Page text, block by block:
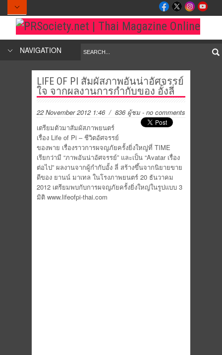
NAVIGATION
LIFE OF PI สัมผัสภาพอันน่าอัศจรรย์
ใจ จากผลงานการกำกับของ อั้งลี่
22 November 2012 1:46/ 836 ผู้ชม - no comments
เตรียมตัวมาสัมผัสภาพยนตร์
เรื่อง Life of Pi – ชีวิตอัศจรรย์
ของพาย เรื่องราวการผจญภัยครั้งยิ่งใหญ่ที่ TIME
เรียกว่ามี “ภาพอันน่าอัศจรรย์” และเป็น “Avatar เรื่อง
ต่อไป” ผลงานจากผู้กำกับอั้ง ลี่ สร้างขึ้นจากนิยายขาย
ดีของ ยานน์ มาเทล ในโรงภาพยนตร์ 20 ธันวาคม
2012 เตรียมพบกับการผจญภัยครั้งยิ่งใหญ่ในรูปแบบ 3
มิติ www.lifeofpi-thai.com